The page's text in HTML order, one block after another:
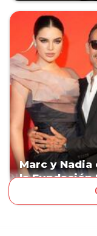
Marc y
la Fundación